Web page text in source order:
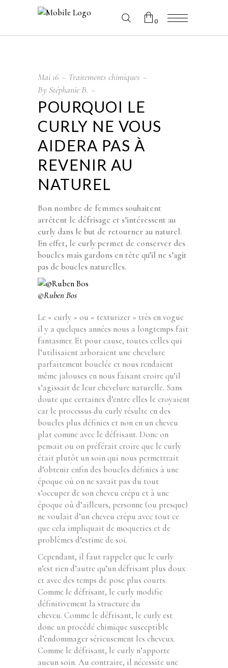
0
Mai 16
Traitements chimiques
By Stéphanie B.
POURQUOI LE
CURLY NE VOUS
AIDERA PAS À
REVENIR AU
NATUREL
Bon nombre de femmes souhaitent
arrêtent le défrisage et s’intéressent au
curly dans le but de retourner au naturel.
En effet, le curly permet de conserver des
boucles mais gardons en tête qu’il ne s’agit
pas de boucles naturelles.
©Ruben Bos
Le « curly » ou « texturizer » très en vogue
il y a quelques années nous a longtemps fait
fantasmer. Et pour cause, toutes celles qui
l’utilisaient arboraient une chevelure
parfaitement bouclée et nous rendaient
même jalouses en nous faisant croire qu’il
s’agissait de leur chevelure naturelle. Sans
doute que certaines d’entre elles le croyaient
car le processus du curly résulte en des
boucles plus définies et non en un cheveu
plat comme avec le défrisant. Donc on
pensait ou on préférait croire que le curly
était plutôt un soin qui nous permettrait
d’obtenir enfin des boucles définies à une
époque où on ne savait pas du tout
s’occuper de son cheveu crépu et à une
époque où d’ailleurs, personne (ou presque)
ne voulait d’un cheveu crépu avec tout ce
que cela impliquait de moqueries et de
problèmes d’estime de soi.
Cependant, il faut rappeler que le curly
n’est rien d’autre qu’un défrisant plus doux
et avec des temps de pose plus courts.
Comme le défrisant, le curly modifie
définitivement la structure du
cheveu. Comme le défrisant, le curly est
donc un procédé chimique susceptible
d’endommager sérieusement les cheveux.
Comme le défrisant, le curly n’apporte
aucun soin. Au contraire, il nécessite une